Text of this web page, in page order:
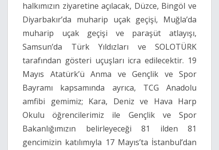
halkımızın ziyaretine açılacak, Düzce, Bingöl ve
Diyarbakır’da muharip uçak geçişi, Muğla’da
muharip uçak geçişi ve paraşüt atlayışı,
Samsun’da Türk Yıldızları ve SOLOTÜRK
tarafından gösteri uçuşları icra edilecektir. 19
Mayıs Atatürk’ü Anma ve Gençlik ve Spor
Bayramı kapsamında ayrıca, TCG Anadolu
amfibi gemimiz; Kara, Deniz ve Hava Harp
Okulu öğrencilerimiz ile Gençlik ve Spor
Bakanlığımızın belirleyeceği 81 ilden 81
gencimizin katılımıyla 17 Mayıs’ta İstanbul’dan